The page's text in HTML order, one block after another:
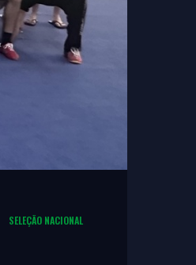
SELEÇÃO NACIONAL